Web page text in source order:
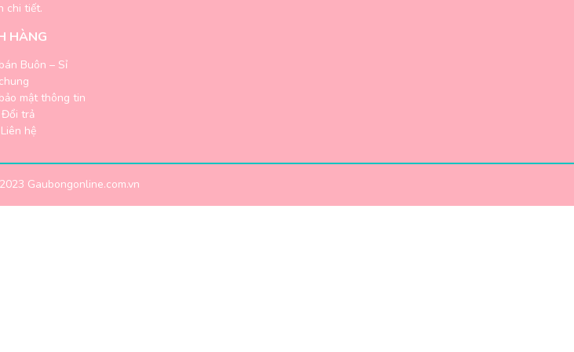
chi tiết.
HÀNG
Buôn – Sỉ
mật thông tin
Đổi trả
hệ
Gaubongonline.com.vn